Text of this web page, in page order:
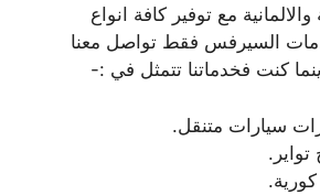
والالمانية مع توفير كافة انواع
السيرفس فقط تواصل معنا
كنت فخدماتنا تتمثل في :-
سيارات متنقل.
كورية.